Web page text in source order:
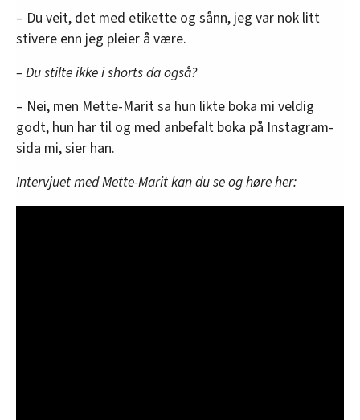
– Du veit, det med etikette og sånn, jeg var nok litt
stivere enn jeg pleier å være.
– Du stilte ikke i shorts da også?
– Nei, men Mette-Marit sa hun likte boka mi veldig
godt, hun har til og med anbefalt boka på Instagram-
sida mi, sier han.
Intervjuet med Mette-Marit kan du se og høre her: